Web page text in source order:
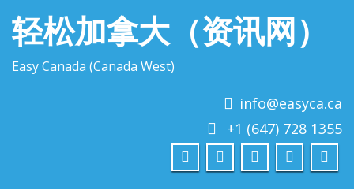
轻松加拿大（资讯网）
Easy Canada (Canada West)
info@easyca.ca
+1 (647) 728 1355